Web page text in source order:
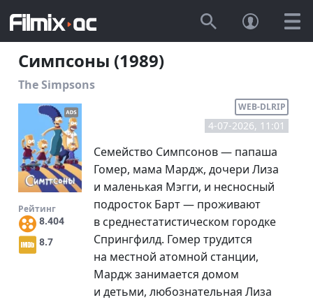
Симпсоны (1989)
The Simpsons
Рейтинг
8.404
8.7
WEB-DLRIP
4-07-2026, 11:01
Семейство Симпсонов — папаша
Гомер, мама Мардж, дочери Лиза
и маленькая Мэгги, и несносный
подросток Барт — проживают
в среднестатистическом городке
Спрингфилд. Гомер трудится
на местной атомной станции,
Мардж занимается домом
и детьми, любознательная Лиза